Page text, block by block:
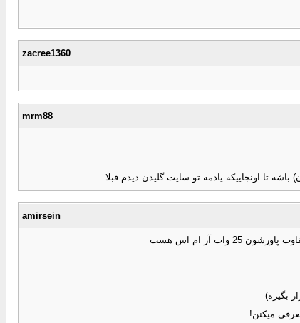
zacree1360
mrm88
تا اونجاییکه یادمه تو سایت گلیدن دیدم قبلا
amirsein
بگیره)